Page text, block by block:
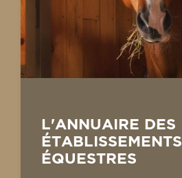
L'ANNUAIRE DES
ÉTABLISSEMENTS
ÉQUESTRES